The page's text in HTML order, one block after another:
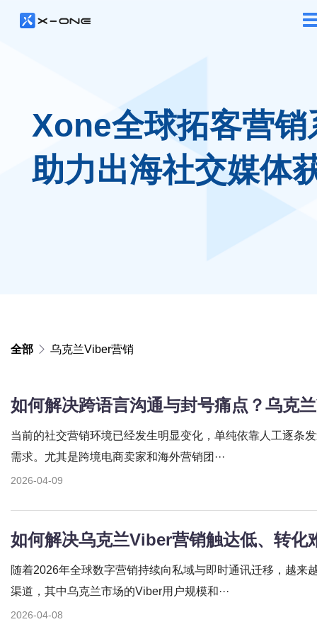
Xone全球拓客营销
助力出海社交媒体
全部 乌克兰Viber营销
当前的社交营销环境已经发生明显变化，单纯依靠人工逐条
需求。尤其是跨境电商卖家和海外营销团···
2026-04-09
随着2026年全球数字营销持续向私域与即时通讯迁移，越来
渠道，其中乌克兰市场的Viber用户规模和···
2026-04-08